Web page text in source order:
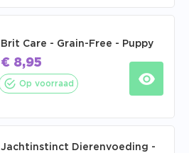
Brit Care - Grain-Free - Puppy
€ 8,95
Op voorraad
Jachtinstinct Dierenvoeding -